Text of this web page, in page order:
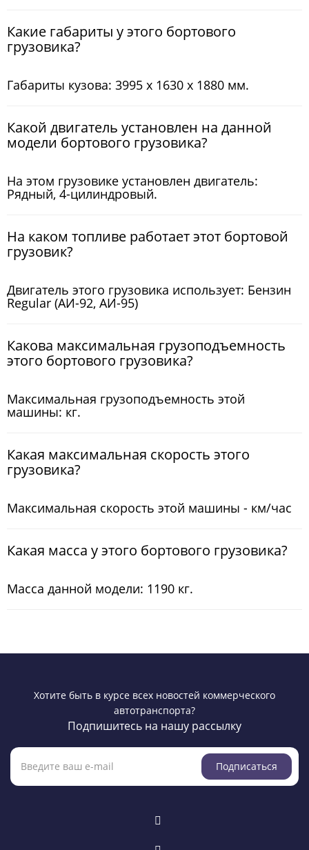
Какие габариты у этого бортового
грузовика?
Габариты кузова: 3995 x 1630 x 1880 мм.
Какой двигатель установлен на данной
модели бортового грузовика?
На этом грузовике установлен двигатель:
Рядный, 4-цилиндровый.
На каком топливе работает этот бортовой
грузовик?
Двигатель этого грузовика использует: Бензин
Regular (АИ-92, АИ-95)
Какова максимальная грузоподъемность
этого бортового грузовика?
Максимальная грузоподъемность этой
машины: кг.
Какая максимальная скорость этого
грузовика?
Максимальная скорость этой машины - км/час
Какая масса у этого бортового грузовика?
Масса данной модели: 1190 кг.
Хотите быть в курсе всех новостей коммерческого
автотранспорта?
Подпишитесь на нашу рассылку
Подписаться